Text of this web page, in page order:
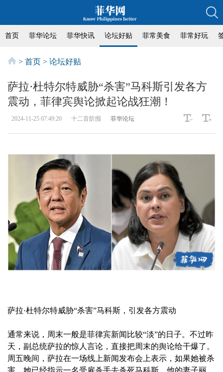
首页 菲华论坛 菲华快讯 论坛好贴 菲常美食 菲常好玩
> 首页 > 论坛好贴
萨拉·杜特尔特威胁“杀害”马科斯引发各方
震动，菲律宾舆论掀起论战狂潮！
2024-11-25 07:49:20 十二音阶囤 菲华论坛
萨拉·杜特尔特威胁“杀害”马科斯，引发各方震动
通常来说，周末一般是菲律宾新闻比较“淡”的日子。不过昨
天，副总统萨拉的惊人言论，直接把周末的舆论给干爆了。
周五晚间，萨拉在一场线上新闻发布会上表示，如果她被杀